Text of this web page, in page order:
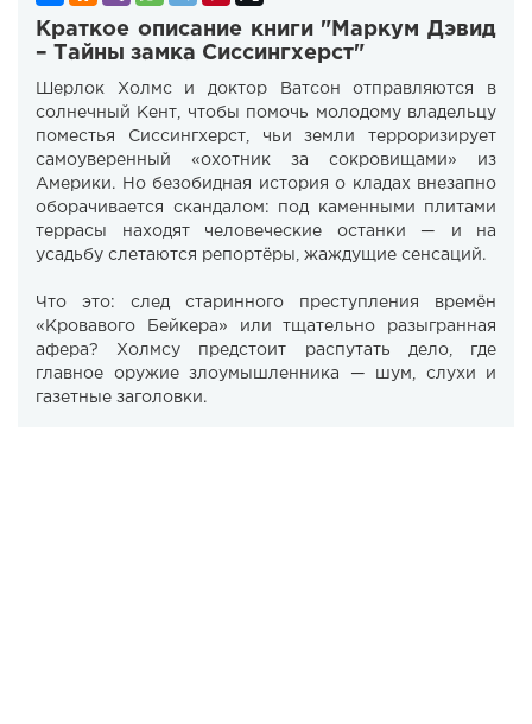
Краткое описание книги "Маркум Дэвид
– Тайны замка Сиссингхерст"
Шерлок Холмс и доктор Ватсон отправляются в
солнечный Кент, чтобы помочь молодому владельцу
поместья Сиссингхерст, чьи земли терроризирует
самоуверенный «охотник за сокровищами» из
Америки. Но безобидная история о кладах внезапно
оборачивается скандалом: под каменными плитами
террасы находят человеческие останки — и на
усадьбу слетаются репортёры, жаждущие сенсаций.
Что это: след старинного преступления времён
«Кровавого Бейкера» или тщательно разыгранная
афера? Холмсу предстоит распутать дело, где
главное оружие злоумышленника — шум, слухи и
газетные заголовки.